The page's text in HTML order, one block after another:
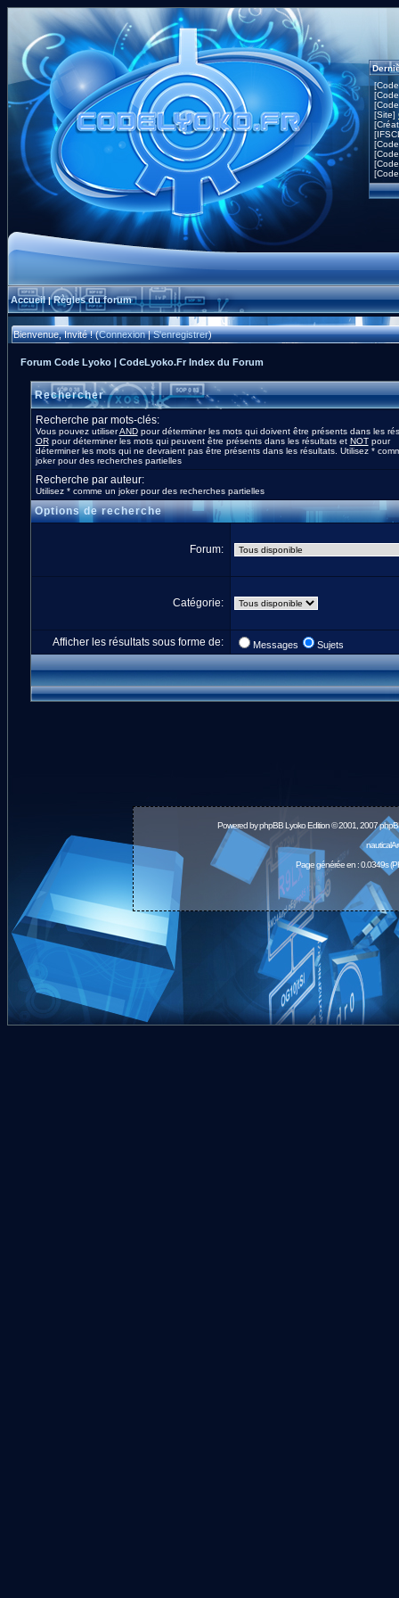
[Site]
Accueil|Règles du forum
Bienvenue, Invité ! (Connexion|S'enregistrer)
Forum Code Lyoko | CodeLyoko.Fr Index du Forum
Rechercher
Recherche par mots-clés:
Vous pouvez utiliserANDpour déterminer les mots qui doivent être présents dans les
ORpour déterminer les mots qui peuvent être présents dans les résultats et NOTpour
déterminer les mots qui ne devraient pas être présents dans les résultats. Utilisez *
joker pour des recherches partielles
Recherche par auteur:
Utilisez * comme un joker pour des recherches partielles
Options de recherche
Forum:
Catégorie:
Afficher les résultats sous forme de: Messages Sujets
Powered byphpBBLyoko Edition © 2001, 2007
Page générée en : 0.0349s